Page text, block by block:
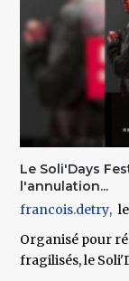
Le Soli'Days
l'annulation...
francois.detry
Organisé pour
fragilisés, le